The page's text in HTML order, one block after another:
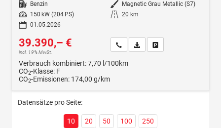
Kraftstoff Benzin Außenfarbe Magnetic Grau Metallic (S7)
Leistung
150 kW (204 PS) Kilometerstand 20 km
01.05.2026
39.390,– €
incl. 19% MwSt.
Wir rufen Sie anFahrzeugexposé (PDF)
Verbrauch kombiniert:7,70 l/100km
CO2-Klasse: F
CO2-Emissionen: 174,00 g/km
Datensätze pro Seite:
10 20 50 100 250